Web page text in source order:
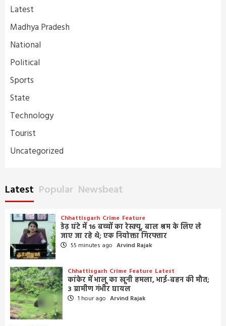
Latest
Madhya Pradesh
National
Political
Sports
State
Technology
Tourist
Uncategorized
Latest Popular Newsbeat
Chhattisgarh Crime Feature
डेढ़ घंटे में 16 बच्चों का रेस्क्यू, बाल श्रम के लिए ले
जाए जा रहे थे; एक नियोक्ता गिरफ्तार
55 minutes ago Arvind Rajak
Chhattisgarh Crime Feature Latest
कांकेर में भालू का खूनी हमला, भाई-बहन की मौत;
3 ग्रामीण गंभीर घायल
1 hour ago Arvind Rajak